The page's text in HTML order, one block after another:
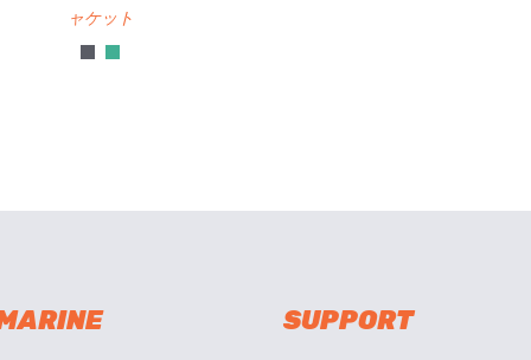
ャケット
SUPPORT